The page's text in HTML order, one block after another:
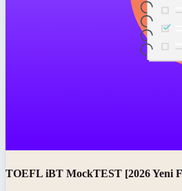
TOEFL iBT MockTEST [2026 Yeni